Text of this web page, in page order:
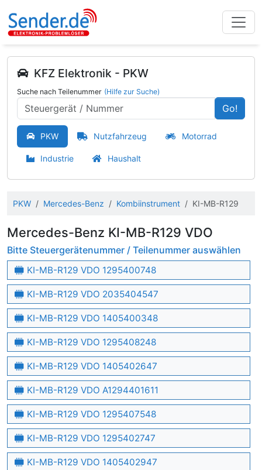
KFZ Elektronik - PKW
Suche nach Teilenummer (Hilfe zur Suche)
Go!
PKW Nutzfahrzeug Motorrad
Industrie Haushalt
PKW Mercedes-Benz Kombiinstrument KI-MB-R129
Mercedes-Benz KI-MB-R129 VDO
Bitte Steuergerätenummer / Teilenummer auswählen
KI-MB-R129 VDO 1295400748
KI-MB-R129 VDO 2035404547
KI-MB-R129 VDO 1405400348
KI-MB-R129 VDO 1295408248
KI-MB-R129 VDO 1405402647
KI-MB-R129 VDO A1294401611
KI-MB-R129 VDO 1295407548
KI-MB-R129 VDO 1295402747
KI-MB-R129 VDO 1405402947